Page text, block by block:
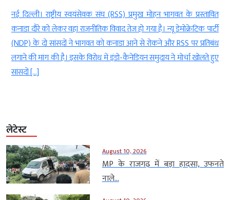
इस्लामाबाद। प्लास्टिक प्रदूषण (Plastic Pollution) से जूझ रही दुनिया के बीच
पाकिस्तान (Pakistan) से सामने आई एक वैज्ञानिक खोज ने कचरा प्रबंधन के
क्षेत्र में नई संभावनाएं पैदा की हैं। इस्लामाबाद के एक नगरपालिका कचरा निपटान
स्थल की मिट्टी से अलग किए गए एस्परगिलस ट्यूबिंगेंसिस नामक फंगस में ऐसे
प्लास्टिक को तोड़ने की क्षमता पाई […]
लेटेस्ट
August 10, 2026
MP के राजगढ़ में बड़ा हादसा, उफनते
नाले...